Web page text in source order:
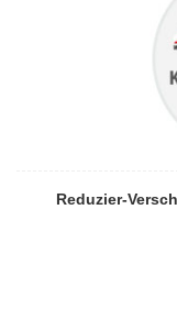
Reduzier-